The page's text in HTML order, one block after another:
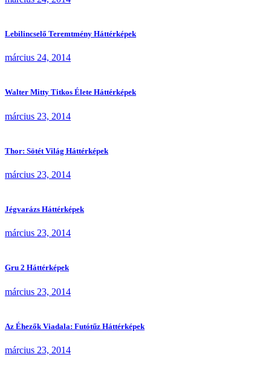
Lebilincselő Teremtmény Háttérképek
március 24, 2014
Walter Mitty Titkos Élete Háttérképek
március 23, 2014
Thor: Sötét Világ Háttérképek
március 23, 2014
Jégvarázs Háttérképek
március 23, 2014
Gru 2 Háttérképek
március 23, 2014
Az Éhezők Viadala: Futótűz Háttérképek
március 23, 2014